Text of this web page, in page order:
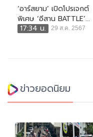
‘อาร์สยาม’ เปิดโปรเจกต์
พิเศษ ‘อีสาน BATTLE’...
17:34 น.
29 ส.ค. 2567
ข่าวยอดนิยม